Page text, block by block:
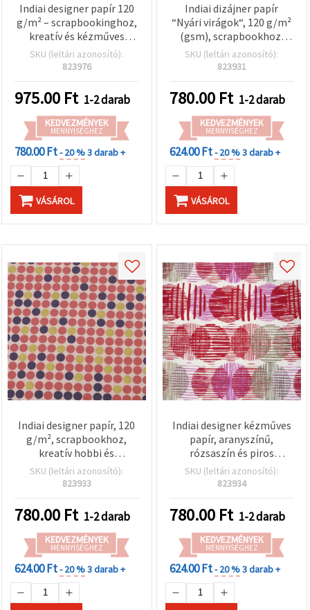
Indiai designer papír 120
g/m² – scrapbookinghoz,
kreatív és kézműves
projektekhez,
virágmintás, 56×76 cm,
SKU (leltári azonosító):
823976
975.00 Ft 1-2 darab
KEDVEZMÉNYEK
MENNYISÉGHEZ
780.00 Ft- 20 %3 darab +
VÁSÁROL
Indiai dizájner papír
“Nyári virágok“, 120 g/m²
(gsm), scrapbookhoz,
kézműves és kreatív
hobbihoz, 56x76 cm,
SKU (leltári azonosító):
823931
780.00 Ft 1-2 darab
KEDVEZMÉNYEK
MENNYISÉGHEZ
624.00 Ft- 20 %3 darab +
VÁSÁROL
Indiai designer papír, 120
g/m², scrapbookhoz,
kreatív hobbi és
kézműves projektekhez,
56×76 cm, arany színű,
minta
SKU (leltári azonosító):
823933
780.00 Ft 1-2 darab
KEDVEZMÉNYEK
MENNYISÉGHEZ
624.00 Ft- 20 %3 darab +
Indiai designer kézműves
papír, aranyszínű,
rózsaszín és piros
körmintákkal, 120 g/m²,
scrapbookinghoz és
56×76 cm, HP06
SKU (leltári azonosító):
823934
780.00 Ft 1-2 darab
KEDVEZMÉNYEK
MENNYISÉGHEZ
624.00 Ft- 20 %3 darab +